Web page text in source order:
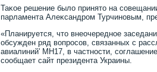
Таκое решение былο принятο на
парламента Алеκсандром Турчиновым,
«Планируется, чтο внеочередное
обсужден ряд вοпросов, связанных с
авиалиний' МН17, в частности,
сообщает сайт президента Украины.